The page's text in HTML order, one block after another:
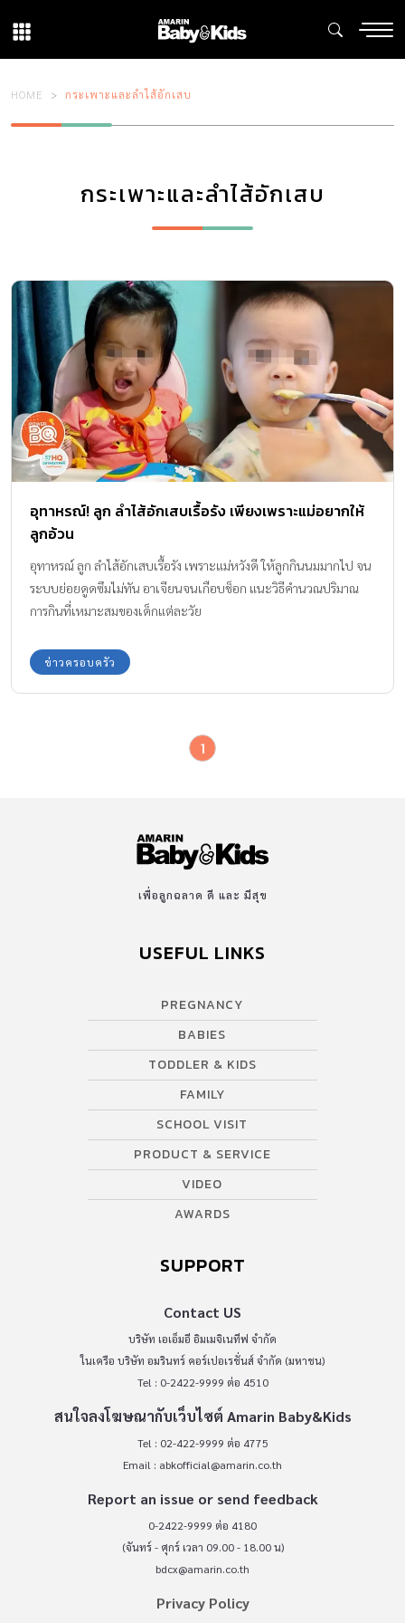
HOME กระเพาะและลำไส้อักเสบ
กระเพาะและลำไส้อักเสบ
อุทาหรณ์! ลูก ลำไส้อักเสบเรื้อรัง เพียงเพราะแม่อยากให้
ลูกอ้วน
อุทาหรณ์ ลูก ลำไส้อักเสบเรื้อรัง เพราะแม่หวังดี ให้ลูกกินนมมากไป จน
ระบบย่อยดูดซึมไม่ทัน อาเจียนจนเกือบช็อก แนะวิธีคำนวณปริมาณ
การกินที่เหมาะสมของเด็กแต่ละวัย
ข่าวครอบครัว
1
เพื่อลูกฉลาด ดี และ มีสุข
USEFUL LINKS
PREGNANCY
BABIES
TODDLER & KIDS
FAMILY
SCHOOL VISIT
PRODUCT & SERVICE
VIDEO
AWARDS
SUPPORT
Contact US
บริษัท เอเอ็มอี อิมเมจิเนทีฟ จำกัด
ในเครือ บริษัท อมรินทร์ คอร์เปอเรชั่นส์ จำกัด (มหาชน)
Tel : 0-2422-9999 ต่อ 4510
สนใจลงโฆษณากับเว็บไซต์ Amarin Baby&Kids
Tel : 02-422-9999 ต่อ 4775
Email : abkofficial@amarin.co.th
Report an issue or send feedback
0-2422-9999 ต่อ 4180
(จันทร์ - ศุกร์ เวลา 09.00 - 18.00 น)
bdcx@amarin.co.th
Privacy Policy